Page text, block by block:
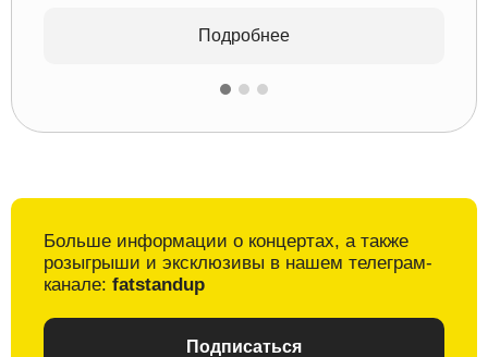
Подробнее
Больше информации о концертах, а также
розыгрыши и эксклюзивы в нашем телеграм-
канале: fatstandup
Подписаться